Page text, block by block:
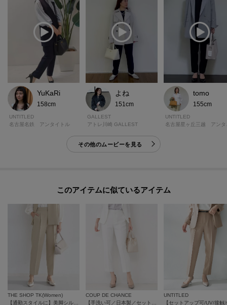
YuKaRi
158cm
UNTITLED
名古屋名鉄 アンタイトル
よね
151cm
GALLEST
アトレ川崎 GALLEST
tomo
155cm
UNTITLED
その他のムービーを見る
このアイテムに似ているアイテム
THE SHOP TK(Women)
COUP DE CHANCE
UNTITLED